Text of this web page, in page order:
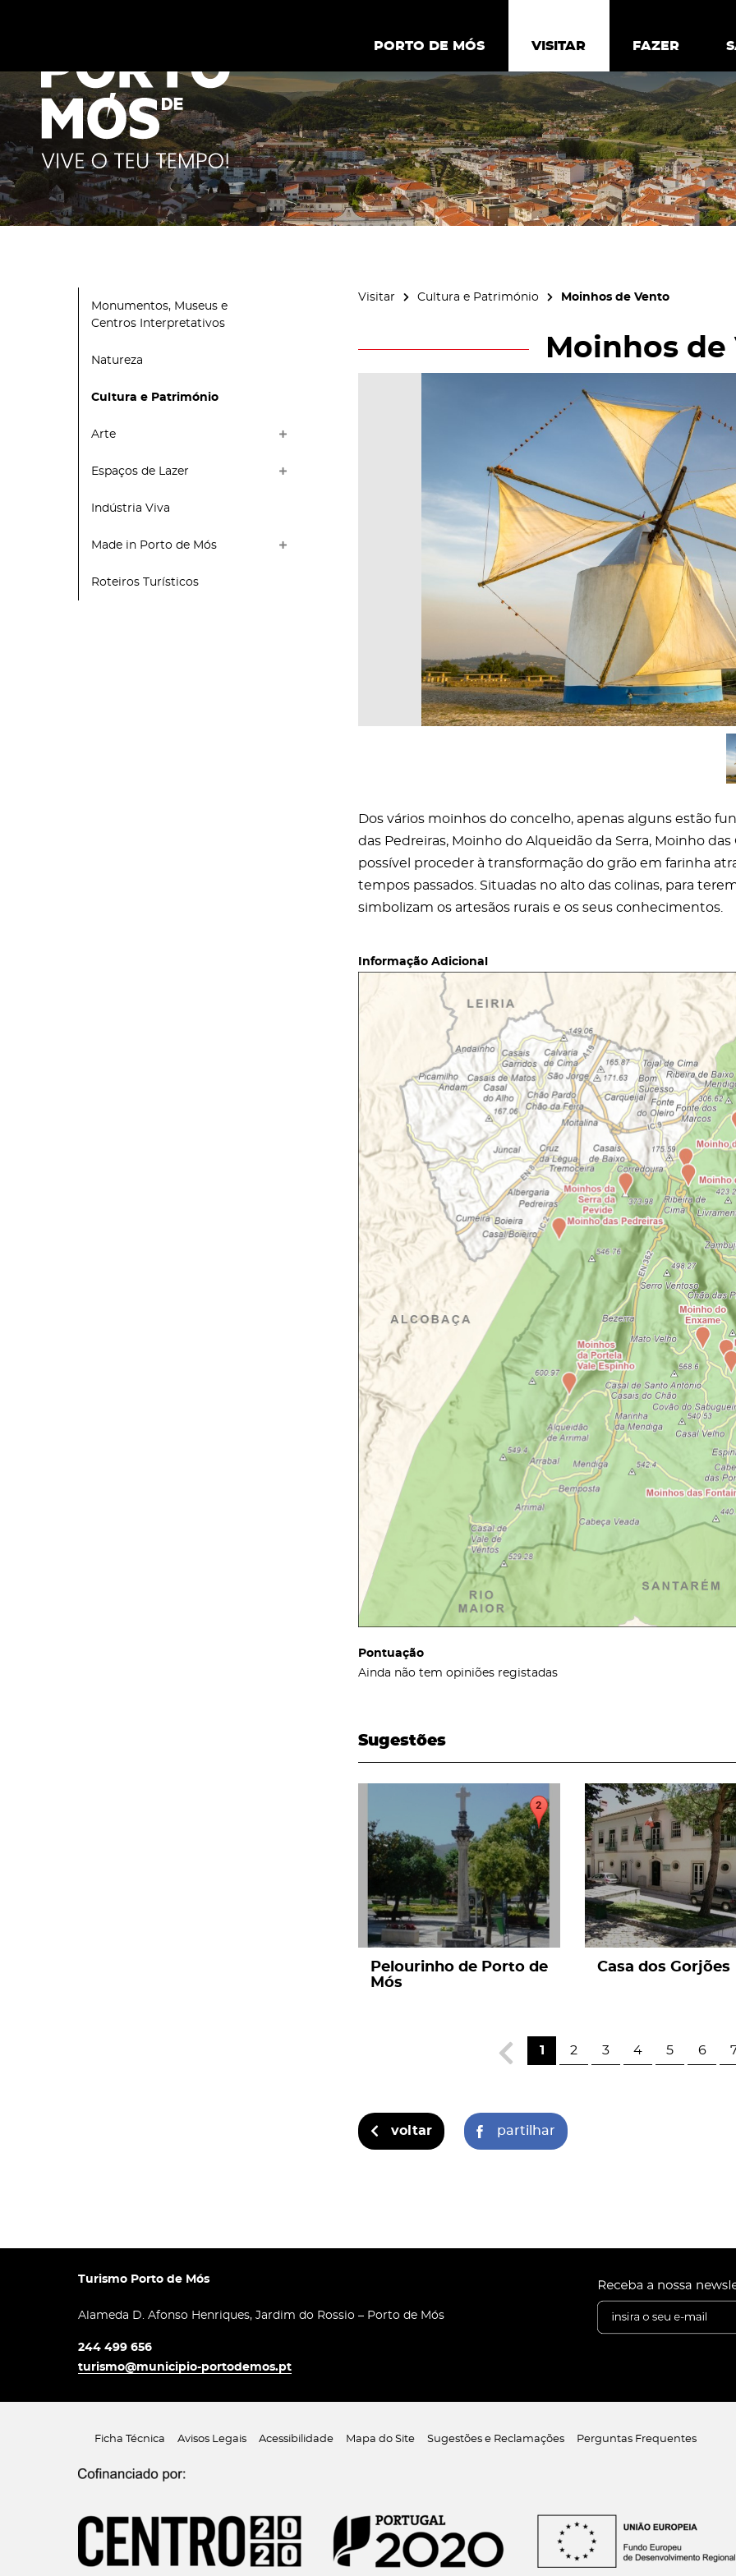
PORTO DE MÓS
VISITAR
PORTO DE MÓS VISITAR FAZER
Monumentos, Museus e
Centros Interpretativos
Natureza
Cultura e Património
Arte
Espaços de Lazer
Indústria Viva
Made in Porto de Mós
Roteiros Turísticos
Visitar Cultura e Património Moinhos de Vento
Moinhos de
Dos vários moinhos do concelho, apenas alguns estão
das Pedreiras, Moinho do Alqueidão da Serra, Moinho
possível proceder à transformação do grão em farinha
tempos passados. Situadas no alto das colinas, para
simbolizam os artesãos rurais e os seus conhecimentos.
Informação Adicional
Pontuação
Ainda não tem opiniões registadas
Sugestões
Pelourinho de Porto de
Mós
page
Casa dos Gorjões
1 2 3 4 5 6
voltar partilhar
Turismo Porto de Mós
Alameda D. Afonso Henriques, Jardim do Rossio – Porto de Mós
244 499 656
turismo@municipio-portodemos.pt
Ficha Técnica Avisos Legais Acessibilidade Mapa do Site Sugestões e Reclamações Perguntas Frequentes